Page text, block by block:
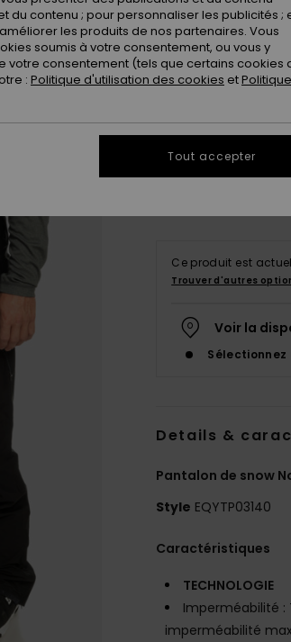
Voir le Guide des
Ce produit est
Trouver d'autres
Voir la
Details &
Pantalon de snow
Style EQYTP03140
Caractéristiques
TECHNOLOGIE
Imperméabilité :
imperméabilité
contenu ; pour personnaliser les publicités ;
les produits de nos partenaires. Vous
soumis à votre consentement, ou vous y
consentement (tels que certains cookies
: Politique d'utilisation des cookies etPolitique
Tout accepter